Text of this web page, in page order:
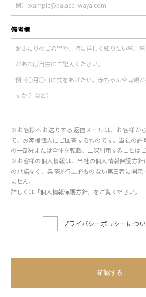
備考欄
※お客様へお送りする返信メールは、お客様か
て、お客様個人にご回答するものです。当社の
の一部分または全体を転載、二次利用することはご
※お客様の個人情報は、当社の個人情報保護方針
の承諾なく、業務遂行上必要のない第三者に開
ません。
詳しくは「個人情報保護方針」をご覧ください。
プライバシーポリシーにつ